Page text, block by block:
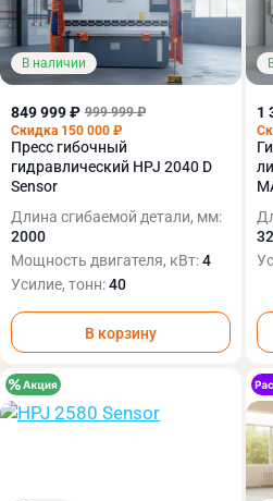
В наличии
849 999 ₽ 999 999 ₽
Скидка 150 000 ₽
Пресс гибочный
гидравлический HPJ 2040 D
Sensor
Длина сгибаемой детали, мм:
2000
Мощность двигателя, кВт:4
Усилие, тонн:40
В корзину
1